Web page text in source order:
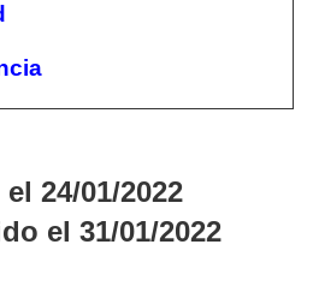
24/01/2022
el 31/01/2022